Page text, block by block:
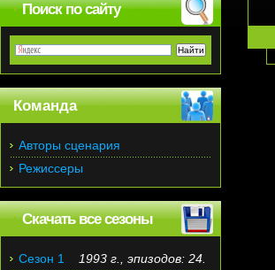
Поиск по сайту
Команда
Авторы сценария
Режиссеры
Скачать все сезоны
Сезон 1
1993 г., эпизодов: 24.